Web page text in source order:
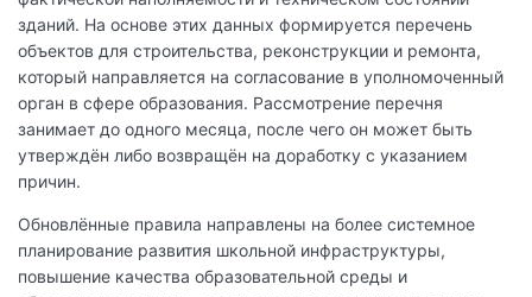
зданий. На основе этих данных формируется перечень
объектов для строительства, реконструкции и ремонта,
который направляется на согласование в уполномоченный
орган в сфере образования. Рассмотрение перечня
занимает до одного месяца, после чего он может быть
утверждён либо возвращён на доработку с указанием
причин.
Обновлённые правила направлены на более системное
планирование развития школьной инфраструктуры,
повышение качества образовательной среды и